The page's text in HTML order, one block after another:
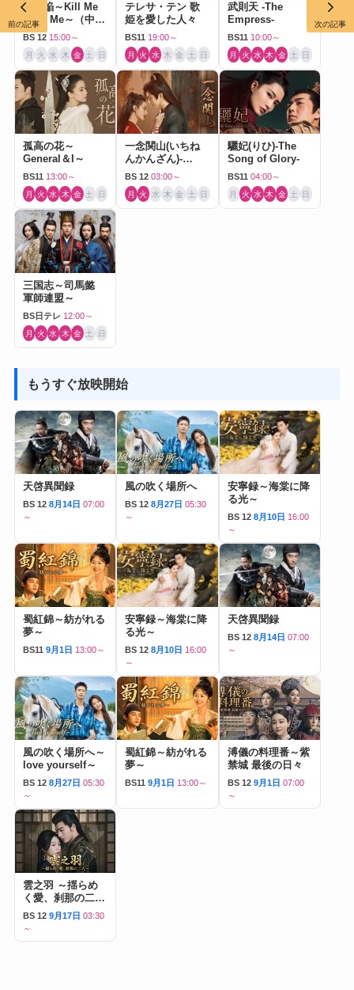
春花焔～Kill Me
Love Me～（中国
ドラマ）
BS 12 15:00～
月 火 水 木 金 土 日
テレサ・テン 歌
姫を愛した人々
BS11 19:00～
月 火 水 木 金 土 日
武則天 -The
Empress-
BS11 10:00～
月 火 水 木 金 土 日
孤高の花～
General＆I～
BS11 13:00～
月 火 水 木 金 土 日
一念関山(いちね
んかんざん)-
Journey to Love-
BS 12 03:00～
月 火 水 木 金 土 日
驪妃(りひ)-The
Song of Glory-
BS11 04:00～
月 火 水 木 金 土 日
三国志～司馬懿
軍師連盟～
BS日テレ 12:00～
月 火 水 木 金 土 日
もうすぐ放映開始
天啓異聞録
BS 12 8月14日 07:00
～
風の吹く場所へ
BS 12 8月27日 05:30
～
安寧録～海棠に降
る光～
BS 12 8月10日 16:00
～
蜀紅錦～紡がれる
夢～
BS11 9月1日 13:00～
安寧録～海棠に降
る光～
BS 12 8月10日 16:00
～
天啓異聞録
BS 12 8月14日 07:00
～
風の吹く場所へ～
love yourself～
BS 12 8月27日 05:30
～
蜀紅錦～紡がれる
夢～
BS11 9月1日 13:00～
溥儀の料理番～紫
禁城 最後の日々
BS 12 9月1日 07:00
～
雲之羽 ～揺らめ
く愛、刹那の二人
～
BS 12 9月17日 03:30
～
前の記事 次の記事